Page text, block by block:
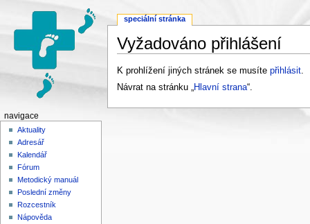
Vyžadováno přihlášení
K prohlížení jiných stránek se musíte přihlásit.
Návrat na stránku „Hlavní strana“.
speciální stránka
navigace
Aktuality
Adresář
Kalendář
Fórum
Metodický manuál
Poslední změny
Rozcestník
Nápověda